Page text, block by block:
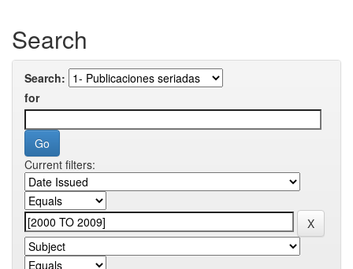
Search
Search:
for
Current filters: